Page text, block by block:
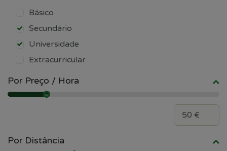
Básico
Secundário
Universidade
Extracurricular
Por Preço / Hora
Por Distância